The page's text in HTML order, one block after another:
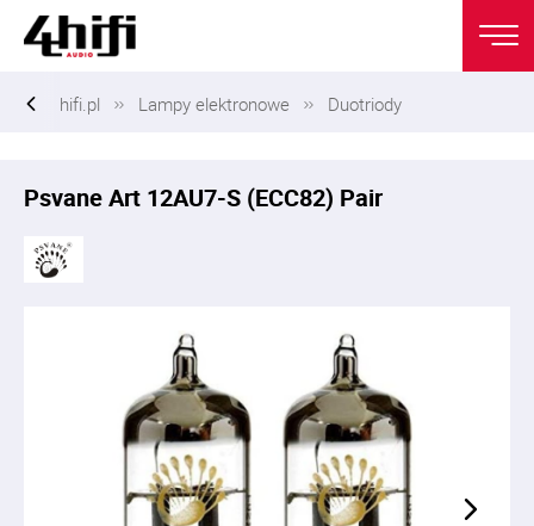
hifi.pl Lampy elektronowe Duotriody
Psvane Art 12AU7-S (ECC82) Pair